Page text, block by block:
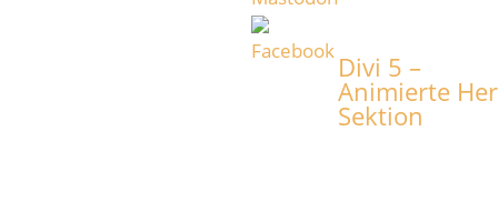
Divi 5 –
Animierte
Sektion